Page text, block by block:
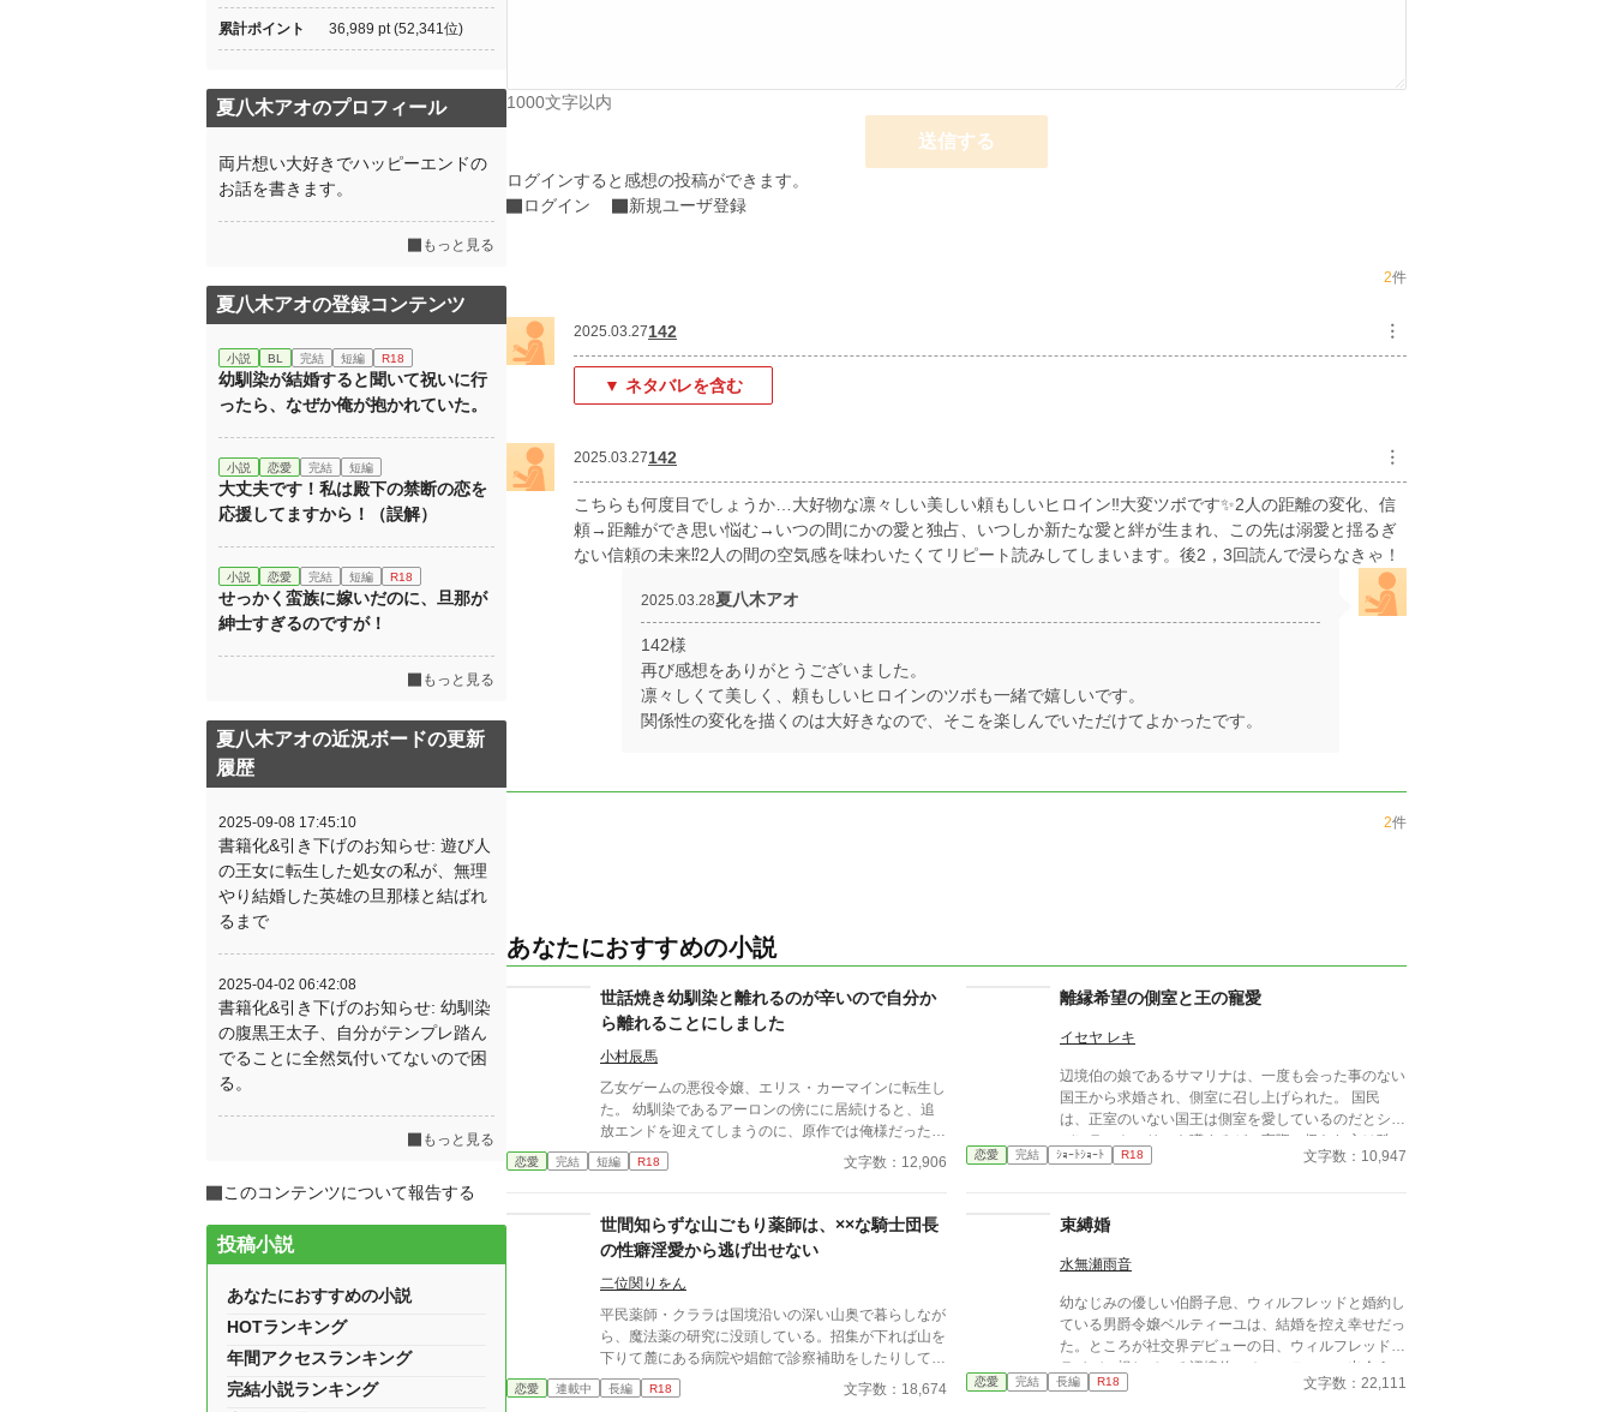
1000文字以内
送信する
ログインすると感想の投稿ができます。
ログイン
新規ユーザ登録
2件
2025.03.27142 ︙
▼ ネタバレを含む
2025.03.27142 ︙
こちらも何度目でしょうか…大好物な凛々しい美しい頼もしいヒロイン‼️大変ツボです✨2人の距離の変化、信
頼→距離ができ思い悩む→いつの間にかの愛と独占、いつしか新たな愛と絆が生まれ、この先は溺愛と揺るぎ
ない信頼の未来⁉️2人の間の空気感を味わいたくてリピート読みしてしまいます。後2，3回読んで浸らなきゃ！
2025.03.28夏八木アオ
142様
再び感想をありがとうございました。
凛々しくて美しく、頼もしいヒロインのツボも一緒で嬉しいです。
関係性の変化を描くのは大好きなので、そこを楽しんでいただけてよかったです。
2件
あなたにおすすめの小説
世話焼き幼馴染と離れるのが辛いので自分か
ら離れることにしました
小村辰馬
乙女ゲームの悪役令嬢、エリス・カーマインに転生し
た。 幼馴染であるアーロンの傍にに居続けると、追
放エンドを迎えてしまうのに、原作では俺様だった彼
の世話焼きな一面を開花させてしまい、居心地の良い
彼のそばを離れるのが辛くなってしまう。 ならば彼
恋愛 完結 短編 R18 文字数：12,906
離縁希望の側室と王の寵愛
イセヤ レキ
辺境伯の娘であるサマリナは、一度も会った事のない
国王から求婚され、側室に召し上げられた。 国民
は、正室のいない国王は側室を愛しているのだとシン
デレラストーリーを噂するが、実際の扱われ方は酷い
ものである。 いつか離縁してくれるに違いない、と
※ストーリー構成上、ヒーロー以外との絡みありま
前／ 一途／ 騎士／ 王／ ハッピーエンド／ ヒーロー
恋愛 完結 ｼｮｰﾄｼｮｰﾄ R18 文字数：10,947
世間知らずな山ごもり薬師は、××な騎士団長
の性癖淫愛から逃げ出せない
二位関りをん
平民薬師・クララは国境沿いの深い山奥で暮らしなが
ら、魔法薬の研究に没頭している。招集が下れば山を
下りて麓にある病院や娼館で診察補助をしたりしてい
るが、世間知らずなのに変わりはない。 ある日、山
の中で倒れている男性を発見。彼はなんと騎士団長・
恋愛 連載中 長編 R18 文字数：18,674
束縛婚
水無瀬雨音
幼なじみの優しい伯爵子息、ウィルフレッドと婚約し
ている男爵令嬢ベルティーユは、結婚を控え幸せだっ
た。ところが社交界デビューの日、ウィルフレッドを
ライバル視している辺境伯のオースティンに出会う。
翌日ベルティーユの屋敷を訪れたオースティンは、彼
恋愛 完結 長編 R18 文字数：22,111
累計ポイント 36,989 pt (52,341位)
夏八木アオのプロフィール
両片想い大好きでハッピーエンドの
お話を書きます。
もっと見る
夏八木アオの登録コンテンツ
小説 BL 完結 短編 R18
幼馴染が結婚すると聞いて祝いに行
ったら、なぜか俺が抱かれていた。
小説 恋愛 完結 短編
大丈夫です！私は殿下の禁断の恋を
応援してますから！（誤解）
小説 恋愛 完結 短編 R18
せっかく蛮族に嫁いだのに、旦那が
紳士すぎるのですが！
もっと見る
夏八木アオの近況ボードの更新
履歴
2025-09-08 17:45:10
書籍化&引き下げのお知らせ: 遊び人
の王女に転生した処女の私が、無理
やり結婚した英雄の旦那様と結ばれ
るまで
2025-04-02 06:42:08
書籍化&引き下げのお知らせ: 幼馴染
の腹黒王太子、自分がテンプレ踏ん
でることに全然気付いてないので困
る。
もっと見る
このコンテンツについて報告する
投稿小説
あなたにおすすめの小説
HOTランキング
年間アクセスランキング
完結小説ランキング